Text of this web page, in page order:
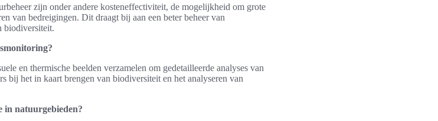
zijn onder andere kosteneffectiviteit, de mogelijkheid om grote
van bedreigingen. Dit draagt bij aan een beter beheer van
biodiversiteit.
en thermische beelden verzamelen om gedetailleerde analyses van
bij het in kaart brengen van biodiversiteit en het analyseren van
in natuurgebieden?